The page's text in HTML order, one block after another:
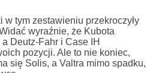
w tym zestawieniu przekroczyły
wyraźnie, że Kubota
Deutz-Fahr i Case IH
pozycji. Ale to nie koniec,
się Solis, a Valtra mimo spadku,